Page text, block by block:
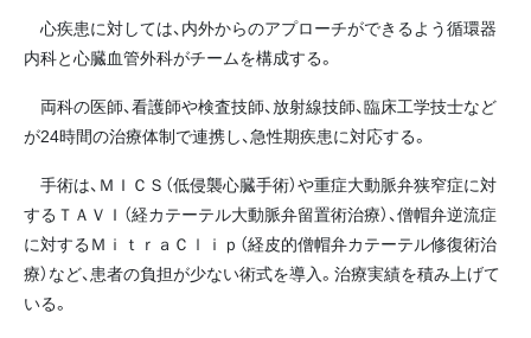
心疾患に対しては、内外からのアプローチができるよう循環器
内科と心臓血管外科がチームを構成する。
両科の医師、看護師や検査技師、放射線技師、臨床工学技士など
が24時間の治療体制で連携し、急性期疾患に対応する。
手術は、ＭＩＣＳ（低侵襲心臓手術）や重症大動脈弁狭窄症に対
するＴＡＶＩ（経カテーテル大動脈弁留置術治療）、僧帽弁逆流症
に対するＭｉｔｒａＣｌｉｐ（経皮的僧帽弁カテーテル修復術治
療）など、患者の負担が少ない術式を導入。治療実績を積み上げて
いる。